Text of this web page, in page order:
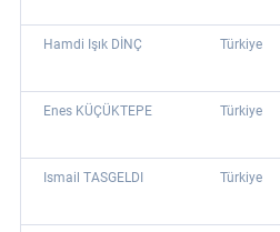
Hamdi Işık DİNÇ Türkiye
Enes KÜÇÜKTEPE Türkiye
Ismail TASGELDI Türkiye